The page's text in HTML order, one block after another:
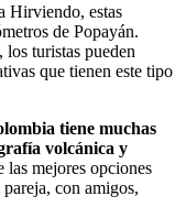
Hirviendo, estas
de Popayán.
los turistas pueden
que tienen este tipo
tiene muchas
volcánica y
las mejores opciones
con amigos,